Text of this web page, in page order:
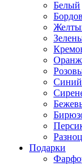
Белый
Синий
Подарки